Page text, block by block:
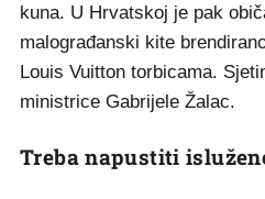
kuna. U Hrvatskoj je pak
malograđanski kite
Louis Vuitton torbicama.
ministrice Gabrijele Žalac.
Treba napustiti